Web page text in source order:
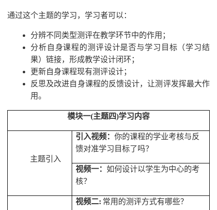
通过这个主题的学习，学习者可以：
分辨不同类型测评在教学环节中的作用；
分析自身课程的测评设计是否与学习目标（学习结
果）链接，形成教学设计闭环；
更新自身课程现有测评设计；
反思及改进自身课程的反馈设计，让测评发挥最大作
用。
模块一(主题四)学习内容
主题引入
引入视频： 你的课程的学业考核与反
馈对准学习目标了吗？
视频一： 如何设计以学生为中心的考
核？
视频二: 常用的测评方式有哪些？